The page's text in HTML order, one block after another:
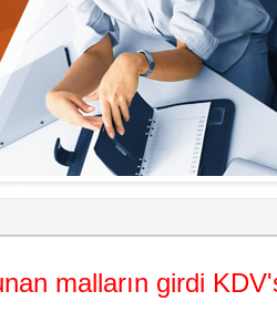
malların girdi